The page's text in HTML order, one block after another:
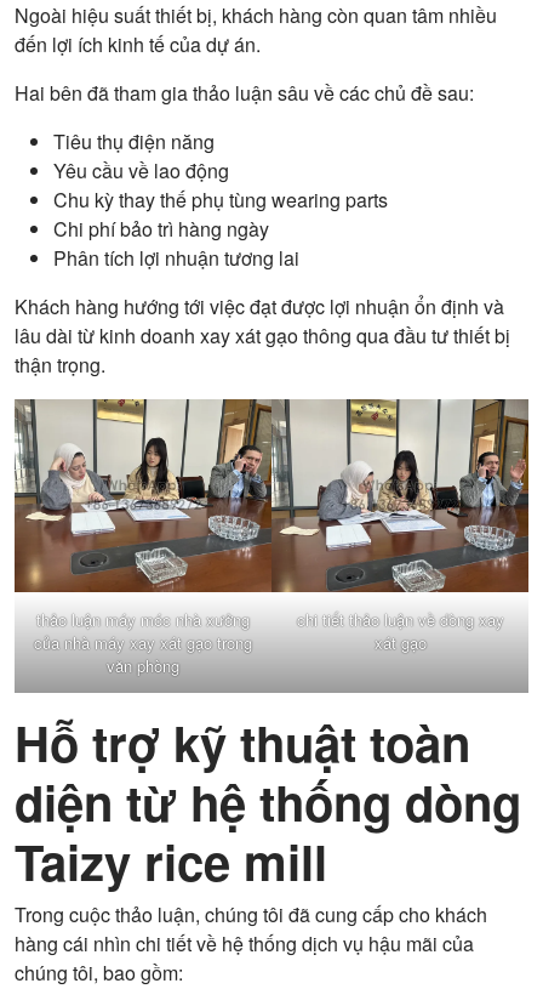
Ngoài hiệu suất thiết bị, khách hàng còn quan tâm nhiều
đến lợi ích kinh tế của dự án.
Hai bên đã tham gia thảo luận sâu về các chủ đề sau:
Tiêu thụ điện năng
Yêu cầu về lao động
Chu kỳ thay thế phụ tùng wearing parts
Chi phí bảo trì hàng ngày
Phân tích lợi nhuận tương lai
Khách hàng hướng tới việc đạt được lợi nhuận ổn định và
lâu dài từ kinh doanh xay xát gạo thông qua đầu tư thiết bị
thận trọng.
thảo luận máy móc nhà xưởng
của nhà máy xay xát gạo trong
văn phòng
chi tiết thảo luận về dòng xay
xát gạo
Hỗ trợ kỹ thuật toàn
diện từ hệ thống dòng
Taizy rice mill
Trong cuộc thảo luận, chúng tôi đã cung cấp cho khách
hàng cái nhìn chi tiết về hệ thống dịch vụ hậu mãi của
chúng tôi, bao gồm: